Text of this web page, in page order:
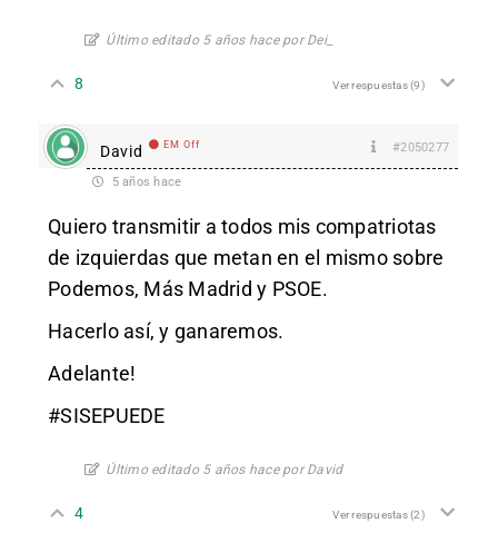
Último editado 5 años hace por Dei_
8 Ver respuestas(9)
David EM Off #2050277
5 años hace
Quiero transmitir a todos mis compatriotas
de izquierdas que metan en el mismo sobre
Podemos, Más Madrid y PSOE.
Hacerlo así, y ganaremos.
Adelante!
#SISEPUEDE
Último editado 5 años hace por David
4 Ver respuestas(2)